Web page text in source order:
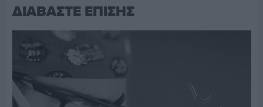
ΔΙΑΒΑΣΤΕ ΕΠΙΣΗΣ